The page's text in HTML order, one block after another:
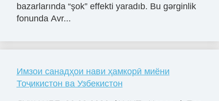
bazarlarında “şok” effekti yaradıb. Bu gərginlik
fonunda Avr...
Имзои санадҳои нави ҳамкорӣ миёни
Тоҷикистон ва Узбекистон